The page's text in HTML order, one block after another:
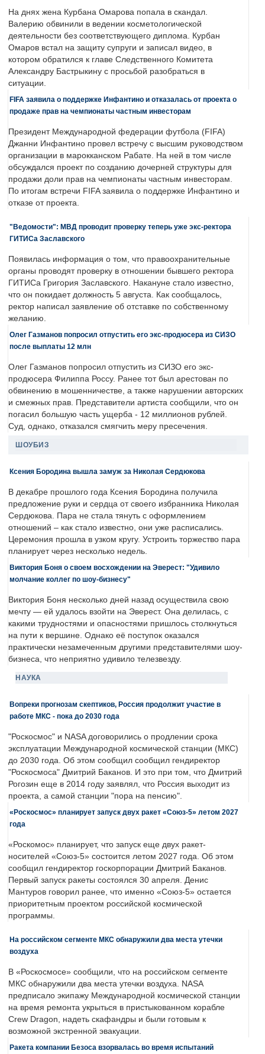
На днях жена Курбана Омарова попала в скандал.
Валерию обвинили в ведении косметологической
деятельности без соответствующего диплома. Курбан
Омаров встал на защиту супруги и записал видео, в
котором обратился к главе Следственного Комитета
Александру Бастрыкину с просьбой разобраться в
ситуации.
FIFA заявила о поддержке Инфантино и отказалась от проекта о
продаже прав на чемпионаты частным инвесторам
Президент Международной федерации футбола (FIFA)
Джанни Инфантино провел встречу с высшим руководством
организации в марокканском Рабате. На ней в том числе
обсуждался проект по созданию дочерней структуры для
продажи доли прав на чемпионаты частным инвесторам.
По итогам встречи FIFA заявила о поддержке Инфантино и
отказе от проекта.
"Ведомости": МВД проводит проверку теперь уже экс-ректора
ГИТИСа Заславского
Появилась информация о том, что правоохранительные
органы проводят проверку в отношении бывшего ректора
ГИТИСа Григория Заславского. Накануне стало известно,
что он покидает должность 5 августа. Как сообщалось,
ректор написал заявление об отставке по собственному
желанию.
Олег Газманов попросил отпустить его экс-продюсера из СИЗО
после выплаты 12 млн
Олег Газманов попросил отпустить из СИЗО его экс-
продюсера Филиппа Россу. Ранее тот был арестован по
обвинению в мошенничестве, а также нарушении авторских
и смежных прав. Представители артиста сообщили, что он
погасил большую часть ущерба - 12 миллионов рублей.
Суд, однако, отказался смягчить меру пресечения.
ШОУБИЗ
Ксения Бородина вышла замуж за Николая Сердюкова
В декабре прошлого года Ксения Бородина получила
предложение руки и сердца от своего избранника Николая
Сердюкова. Пара не стала тянуть с оформлением
отношений – как стало известно, они уже расписались.
Церемония прошла в узком кругу. Устроить торжество пара
планирует через несколько недель.
Виктория Боня о своем восхождении на Эверест: "Удивило
молчание коллег по шоу-бизнесу"
Виктория Боня несколько дней назад осуществила свою
мечту — ей удалось взойти на Эверест. Она делилась, с
какими трудностями и опасностями пришлось столкнуться
на пути к вершине. Однако её поступок оказался
практически незамеченным другими представителями шоу-
бизнеса, что неприятно удивило телезвезду.
НАУКА
Вопреки прогнозам скептиков, Россия продолжит участие в
работе МКС - пока до 2030 года
"Роскосмос" и NASA договорились о продлении срока
эксплуатации Международной космической станции (МКС)
до 2030 года. Об этом сообщил сообщил гендиректор
"Роскосмоса" Дмитрий Баканов. И это при том, что Дмитрий
Рогозин еще в 2014 году заявлял, что Россия выходит из
проекта, а самой станции "пора на пенсию".
«Роскосмос» планирует запуск двух ракет «Союз-5» летом 2027
года
«Роскомос» планирует, что запуск еще двух ракет-
носителей «Союз-5» состоится летом 2027 года. Об этом
сообщил гендиректор госкорпорации Дмитрий Баканов.
Первый запуск ракеты состоялся 30 апреля. Денис
Мантуров говорил ранее, что именно «Союз-5» остается
приоритетным проектом российской космической
программы.
На российском сегменте МКС обнаружили два места утечки
воздуха
В «Роскосмосе» сообщили, что на российском сегменте
МКС обнаружили два места утечки воздуха. NASA
предписало экипажу Международной космической станции
на время ремонта укрыться в пристыкованном корабле
Crew Dragon, надеть скафандры и были готовым к
возможной экстренной эвакуации.
Ракета компании Безоса взорвалась во время испытаний